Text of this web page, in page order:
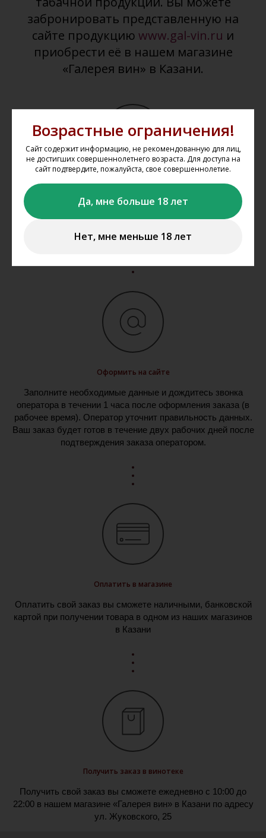
Возрастные ограничения!
Сайт содержит информацию, не рекомендованную для лиц,
не достигших совершеннолетнего возраста. Для доступа на
сайт подтвердите, пожалуйста, свое совершеннолетие.
Да, мне больше 18 лет
Нет, мне меньше 18 лет
забронировать представленную на
сайте продукцию www.gal-vin.ru и
приобрести её в нашем магазине
«Галерея вин» в Казани.
Выбрать товар из каталога
Выбирайте понравившиеся товары в каталоге сайта,
добавляйте их в корзину, укажите один из магазинов, из
Оформить на сайте
Заполните необходимые данные и дождитесь звонка
оператора в течении 1 часа после оформления заказа (в
рабочее время). Оператор уточнит правильность данных.
Ваш заказ будет готов в течение двух рабочих дней после
подтверждения заказа оператором.
Оплатить в магазине
Оплатить свой заказ вы сможете наличными, банковской
картой при получении товара в одном из наших магазинов
в Казани
Получить заказ в винотеке
Получить свой заказ вы сможете ежедневно с 10:00 до
22:00 в нашем магазине «Галерея вин» в Казани по адресу
ул. Жуковского, 25